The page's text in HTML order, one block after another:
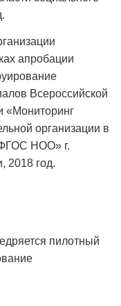
апробации
Всероссийской
«Мониторинг
организации в
НОО» г.
2018 год.
пилотный